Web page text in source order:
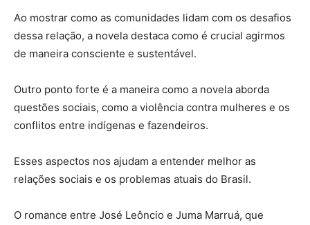
Ao mostrar como as comunidades lidam com os desafios
dessa relação, a novela destaca como é crucial agirmos
de maneira consciente e sustentável.
Outro ponto forte é a maneira como a novela aborda
questões sociais, como a violência contra mulheres e os
conflitos entre indígenas e fazendeiros.
Esses aspectos nos ajudam a entender melhor as
relações sociais e os problemas atuais do Brasil.
O romance entre José Leôncio e Juma Marruá, que